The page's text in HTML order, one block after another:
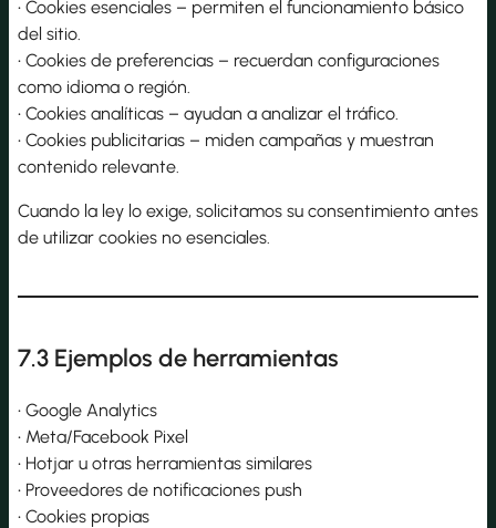
• Cookies esenciales – permiten el funcionamiento básico
del sitio.
• Cookies de preferencias – recuerdan configuraciones
como idioma o región.
• Cookies analíticas – ayudan a analizar el tráfico.
• Cookies publicitarias – miden campañas y muestran
contenido relevante.
Cuando la ley lo exige, solicitamos su consentimiento antes
de utilizar cookies no esenciales.
7.3 Ejemplos de herramientas
• Google Analytics
• Meta/Facebook Pixel
• Hotjar u otras herramientas similares
• Proveedores de notificaciones push
• Cookies propias